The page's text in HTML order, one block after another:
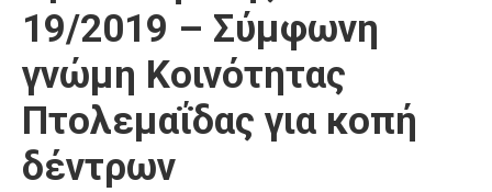
Τηλέφωνα
Καιρός
19/2019 – Σύμφωνη
γνώμη Κοινότητας
Πτολεμαΐδας για κοπή
δέντρων